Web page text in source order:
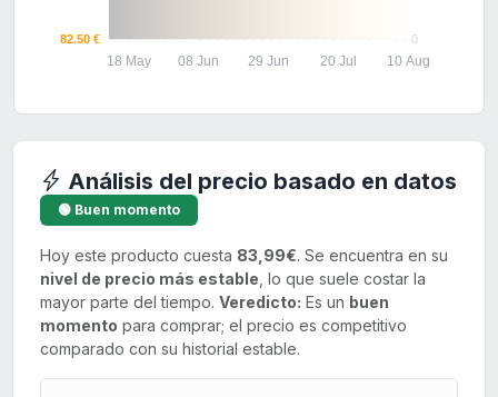
0
82.50 €
18 May 08 Jun 29 Jun 20 Jul 10 Aug
Análisis del precio basado en datos
🟢 Buen momento
Hoy este producto cuesta 83,99€. Se encuentra en su
nivel de precio más estable , lo que suele costar la
mayor parte del tiempo. Veredicto: Es un buen
momento para comprar; el precio es competitivo
comparado con su historial estable.